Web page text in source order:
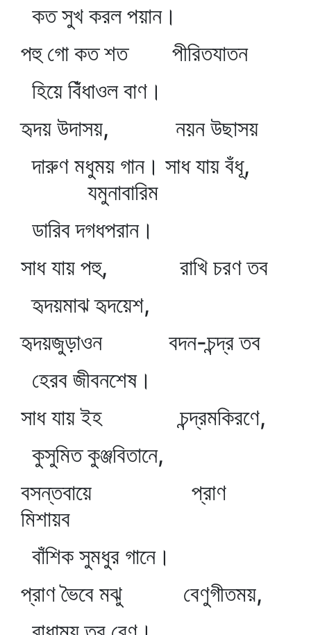
কত সুখ করল পয়ান।
পহু গো কত শত পীরিতযাতন
হিয়ে বিঁধাওল বাণ।
হৃদয় উদাসয়, নয়ন উছাসয়
দারুণ মধুময় গান। সাধ যায় বঁধূ,
যমুনাবারিম
ডারিব দগধপরান।
সাধ যায় পহু, রাখি চরণ তব
হৃদয়মাঝ হৃদয়েশ,
হৃদয়জুড়াওন বদন-চন্দ্র তব
হেরব জীবনশেষ।
সাধ যায় ইহ চন্দ্রমকিরণে,
কুসুমিত কুঞ্জবিতানে,
বসন্তবায়ে প্রাণ
মিশায়ব
বাঁশিক সুমধুর গানে।
প্রাণ ভৈবে মঝু বেণুগীতময়,